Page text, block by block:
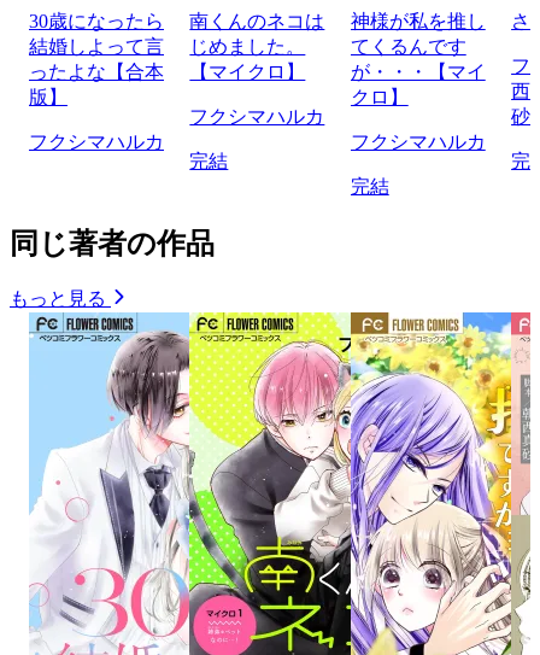
30歳になったら
結婚しよって言
ったよな【合本
版】
フクシマハルカ
南くんのネコは
じめました。
【マイクロ】
フクシマハルカ
完結
神様が私を推し
てくるんです
が・・・【マイ
クロ】
フクシマハルカ
完結
さ
フ
西
砂
完
同じ著者の作品
もっと見る